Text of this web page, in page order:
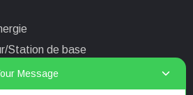
Station de base
informatique médical
Message